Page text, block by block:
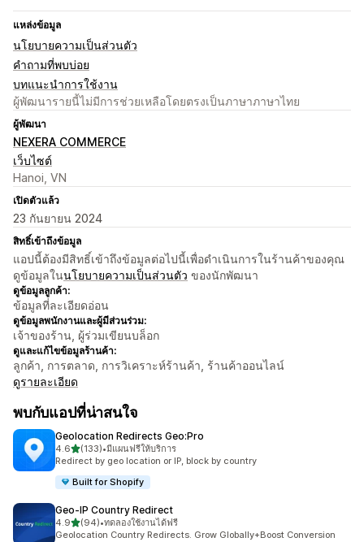
แหล่งข้อมูล
นโยบายความเป็นส่วนตัว
คำถามที่พบบ่อย
บทแนะนำการใช้งาน
ผู้พัฒนารายนี้ไม่มีการช่วยเหลือโดยตรงเป็นภาษาภาษาไทย
ผู้พัฒนา
NEXERA COMMERCE
เว็บไซต์
Hanoi, VN
เปิดตัวแล้ว
23 กันยายน 2024
สิทธิ์เข้าถึงข้อมูล
แอปนี้ต้องมีสิทธิ์เข้าถึงข้อมูลต่อไปนี้เพื่อดำเนินการในร้านค้าของคุณ
ดูข้อมูลในนโยบายความเป็นส่วนตัว ของนักพัฒนา
ดูข้อมูลลูกค้า:
ข้อมูลที่ละเอียดอ่อน
ดูข้อมูลพนักงานและผู้มีส่วนร่วม:
เจ้าของร้าน, ผู้ร่วมเขียนบล็อก
ดูและแก้ไขข้อมูลร้านค้า:
ลูกค้า, การตลาด, การวิเคราะห์ร้านค้า, ร้านค้าออนไลน์
ดูรายละเอียด
พบกับแอปที่น่าสนใจ
Geolocation Redirects Geo:Pro
4.6เต็ม 5 ดาว
(133)
ทั้งหมด 133 รีวิว
•มีแผนฟรีให้บริการ
Redirect by geo location or IP, block by country
Built for Shopify
Geo‑IP Country Redirect
4.9เต็ม 5 ดาว
(94)
ทั้งหมด 94 รีวิว
•ทดลองใช้งานได้ฟรี
Geolocation Country Redirects. Grow Globally+Boost Conversion